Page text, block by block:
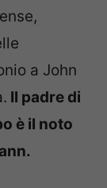
a John
Il padre di
è il noto